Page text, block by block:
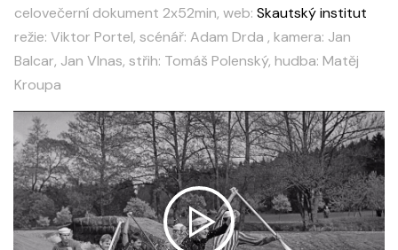
celovečerní dokument 2x52min, web: Skautský institut
režie: Viktor Portel, scénář: Adam Drda , kamera: Jan
Balcar, Jan Vlnas, střih: Tomáš Polenský, hudba: Matěj
Kroupa